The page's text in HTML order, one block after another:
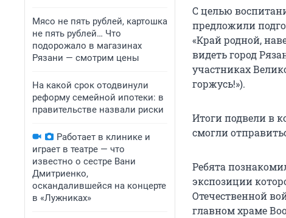
Мясо не пять рублей, картошка
не пять рублей… Что
подорожало в магазинах
Рязани — смотрим цены
На какой срок отодвинули
реформу семейной ипотеки: в
правительстве назвали риски
Работает в клинике и
играет в театре — что
известно о сестре Вани
Дмитриенко,
оскандалившейся на концерте
в «Лужниках»
С целью
предложили
«Край родной,
видеть город
участниках
горжусь!»).
Итоги подвели в
смогли
Ребята
экспозиции
Отечественной
главном храме